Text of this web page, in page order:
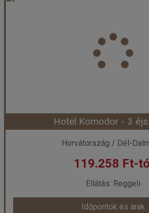
Város:Vodice
Utazás módja:
Ellátás:
Reggeli
Szálláskategória:Hotel
Időpont: 2026-09-27 |
már 118.018 Ft-
Időpontok és árak
Hotel Komodor - 3
Horvátország / Dél-
119.258 Ft-tól
Ellátás: Reggeli
Időpontok és árak